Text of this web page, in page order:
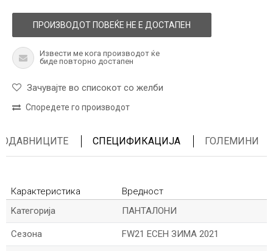
ПРОИЗВОДОТ ПОВЕЌЕ НЕ Е ДОСТАПЕН
Извести ме кога производот ќе
биде повторно достапен
Зачувајте во списокот со желби
Споредете го производот
СПЕЦИФИКАЦИЈА ГОЛЕМИНИ
Карактеристика
Вредност
Kатегорија
ПАНТАЛОНИ
Сезона FW21 ЕСЕН ЗИМА 2021